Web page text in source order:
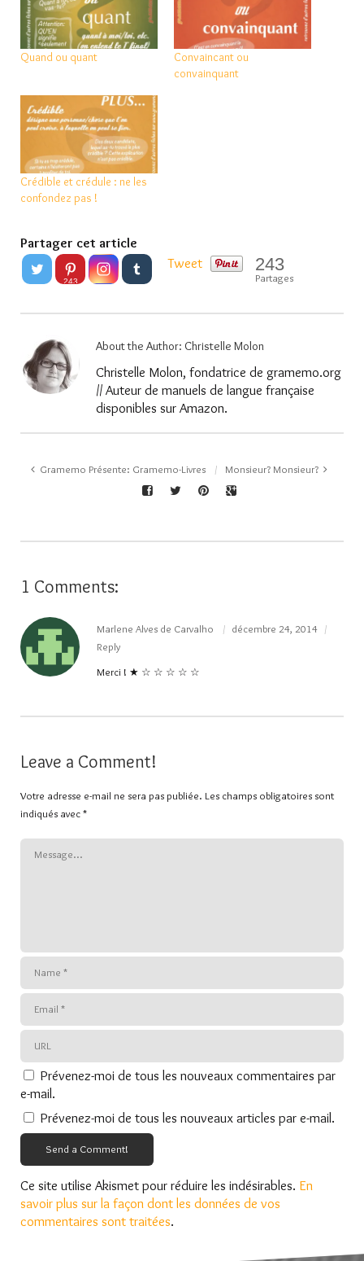
Quand ou quant
Convaincant ou
convainquant
Crédible et crédule : ne les
confondez pas !
Partager cet article
243
Tweet 243
Partages
About the Author: Christelle Molon
Christelle Molon, fondatrice de gramemo.org
// Auteur de manuels de langue française
disponibles sur Amazon.
Gramemo Présente: Gramemo-Livres Monsieur? Monsieur?
1 Comments:
Marlene Alves de Carvalho
décembre 24, 2014
Reply
Merci ! ★ ☆ ☆ ☆ ☆ ☆
Leave a Comment!
Votre adresse e-mail ne sera pas publiée. Les champs obligatoires sont
indiqués avec*
Prévenez-moi de tous les nouveaux commentaires par
e-mail.
Prévenez-moi de tous les nouveaux articles par e-mail.
Send a Comment!
Ce site utilise Akismet pour réduire les indésirables. En
savoir plus sur la façon dont les données de vos
commentaires sont traitées.